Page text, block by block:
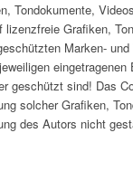
Tondokumente,
Grafiken,
Marken-
geschützt sind! Das
solcher Grafiken,
des Autors nicht